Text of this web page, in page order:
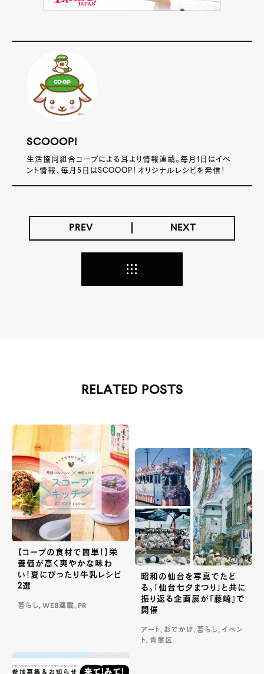
SCOOOP!
生活協同組合コープによる耳より情報連載。毎月1日はイベ
ント情報、毎月5日はSCOOOP！オリジナルレシピを発信！
PREV NEXT
RELATED POSTS
【コープの食材で簡単！】栄
養価が高く爽やかな味わ
い！夏にぴったり牛乳レシピ
2選
暮らし, WEB連載, PR
昭和の仙台を写真でたど
る。「仙台七夕まつり」と共に
振り返る企画展が『藤崎』で
開催
アート, おでかけ, 暮らし, イベン
ト, 青葉区